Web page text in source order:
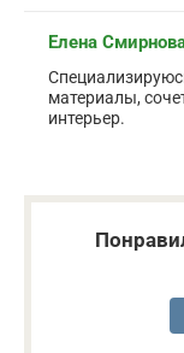
Елена
материалы,
интерьер.